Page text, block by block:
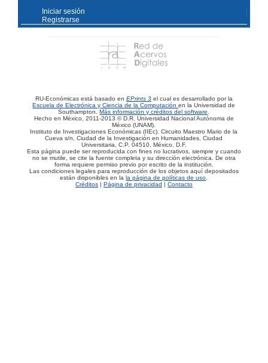
Iniciar sesión
Registrarse
RU-Económicas está basado en EPrints 3 el cual es desarrollado por la
Escuela de Electrónica y Ciencia de la Computaciónen la Universidad de
Southampton.Más información y créditos del software.
Hecho en México, 2011-2013 © D.R. Universidad Nacional Autónoma de
México (UNAM).
Instituto de Investigaciones Económicas (IIEc). Circuito Maestro Mario de la
Cueva s/n, Ciudad de la Investigación en Humanidades, Ciudad
Universitaria, C.P. 04510, México, D.F.
Esta página puede ser reproducida con fines no lucrativos, siempre y cuando
no se mutile, se cite la fuente completa y su dirección electrónica. De otra
forma requiere permiso previo por escrito de la institución.
Las condiciones legales para reproducción de los objetos aquí depositados
están disponibles en lala página de políticas de uso.
Créditos| Página de privacidad | Contacto